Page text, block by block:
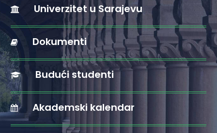
Univerzitet u Sarajevu
Dokumenti
Budući studenti
Akademski kalendar